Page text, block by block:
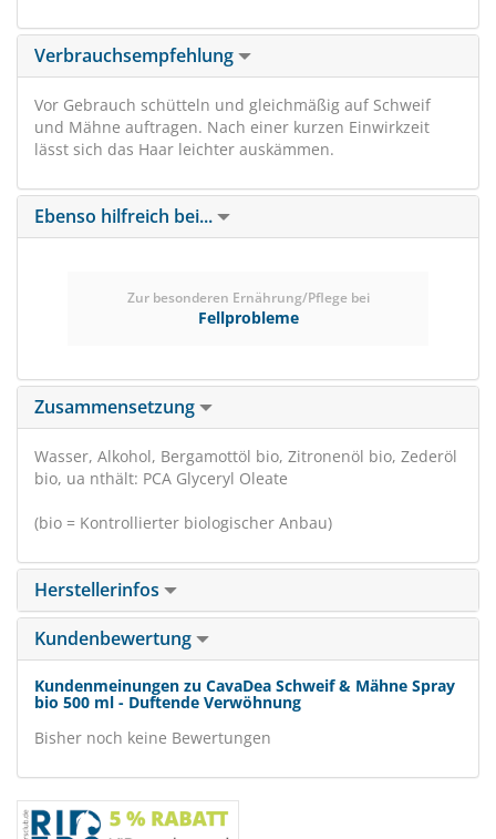
Verbrauchsempfehlung
Vor Gebrauch schütteln und gleichmäßig auf Schweif
und Mähne auftragen. Nach einer kurzen Einwirkzeit
lässt sich das Haar leichter auskämmen.
Ebenso hilfreich bei...
Zur besonderen Ernährung/Pflege bei
Fellprobleme
Zusammensetzung
Wasser, Alkohol, Bergamottöl bio, Zitronenöl bio, Zederöl
bio, ua nthält: PCA Glyceryl Oleate
(bio = Kontrollierter biologischer Anbau)
Herstellerinfos
Kundenbewertung
Kundenmeinungen zu CavaDea Schweif & Mähne Spray
bio 500 ml - Duftende Verwöhnung
Bisher noch keine Bewertungen